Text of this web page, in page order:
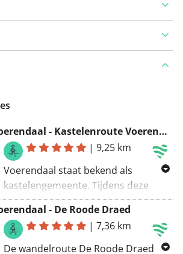
deze route?
Wandelroute Voerendaal - Kastelenroute Voerendaal
|9,25 km
Voerendaal staat bekend als
kastelengemeente. Tijdens deze
wandelroute ontdek je via
wandelknooppunten onder meer
Kasteel Cortenbach, Landgoed
Kasteel Rivieren en Kasteel en
- De Roode Draed
|7,36 km
De wandelroute De Roode Draed